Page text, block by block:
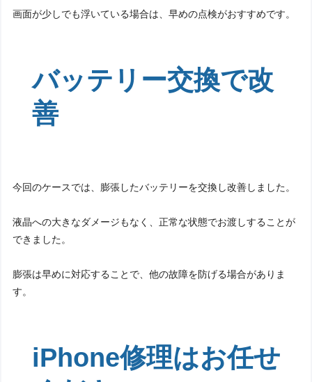
画面が少しでも浮いている場合は、早めの点検がおすすめです。
バッテリー交換で改
善
今回のケースでは、膨張したバッテリーを交換し改善しました。
液晶への大きなダメージもなく、正常な状態でお渡しすることが
できました。
膨張は早めに対応することで、他の故障を防げる場合がありま
す。
iPhone修理はお任せ